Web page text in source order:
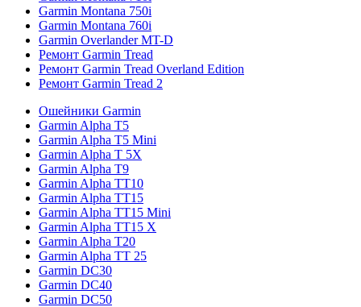
Garmin Montana 750i
Garmin Montana 760i
Garmin Overlander MT-D
Ремонт Garmin Tread
Ремонт Garmin Tread Overland Edition
Ремонт Garmin Tread 2
Ошейники Garmin
Garmin Alpha T5
Garmin Alpha T5 Mini
Garmin Alpha T 5X
Garmin Alpha T9
Garmin Alpha TT10
Garmin Alpha TT15
Garmin Alpha TT15 Mini
Garmin Alpha TT15 X
Garmin Alpha T20
Garmin Alpha TT 25
Garmin DC30
Garmin DC40
Garmin DC50